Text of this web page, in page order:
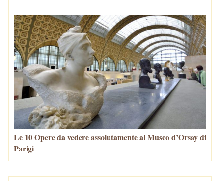
Le 10 Opere da vedere assolutamente al Museo d’Orsay di
Parigi